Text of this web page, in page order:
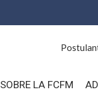
SOBRE LA FCFM